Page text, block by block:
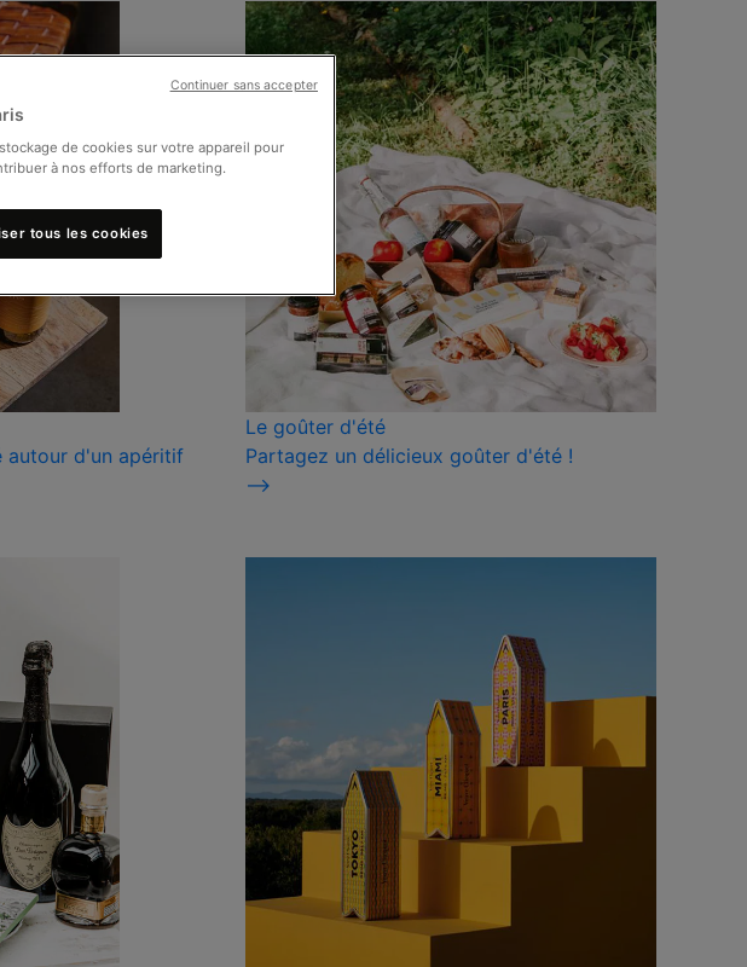
autour d'un apéritif
Le goûter d'été
Partagez un délicieux goûter d'été !
⟶
de cookies sur votre appareil pour
à nos efforts de marketing.
tous les cookies
Continuer sans accepter